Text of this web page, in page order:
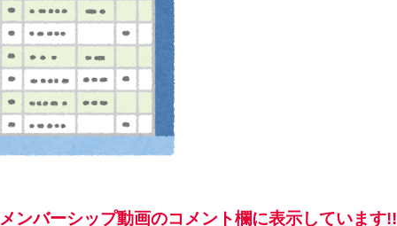
ンバーシップ動画のコメント欄に表示しています!!